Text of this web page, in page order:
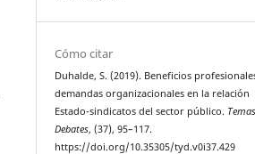
Cómo citar
Duhalde, S. (2019). Beneficios
demandas organizacionales en la relación
Estado-sindicatos del sector público.
Debates, (37), 95–117.
https://doi.org/10.35305/tyd.v0i37.429